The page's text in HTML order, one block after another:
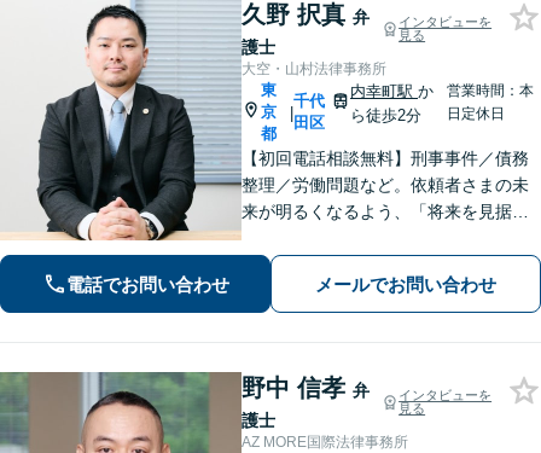
久野 択真 弁
護士
インタビューを
見る
大空・山村法律事務所
東
京
都
|
千代
田区
内幸町駅か
ら徒歩2分
営業時間：本
日定休日
【初回電話相談無料】刑事事件／債務
整理／労働問題など。依頼者さまの未
来が明るくなるよう、「将来を見据え
な些細なことでも大丈夫ですので、遠
慮なくご相談ください【メール・WEB
面談可】
電話でお問い合わせ メールでお問い合わせ
野中 信孝 弁
護士
インタビューを
見る
AZ MORE国際法律事務所